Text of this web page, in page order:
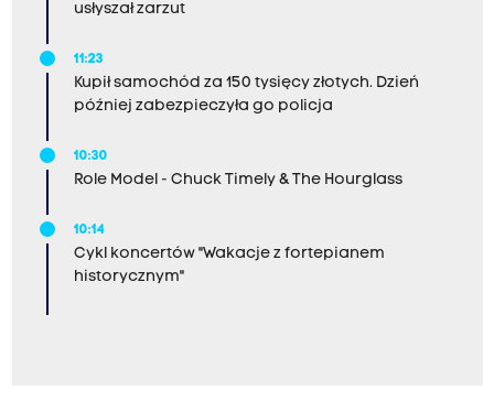
usłyszał zarzut
11:23
Kupił samochód za 150 tysięcy złotych. Dzień
później zabezpieczyła go policja
10:30
Role Model - Chuck Timely & The Hourglass
10:14
Cykl koncertów "Wakacje z fortepianem
historycznym"